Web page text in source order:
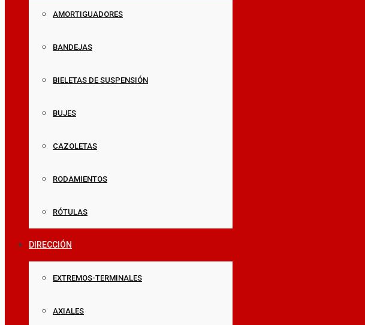
AMORTIGUADORES
BANDEJAS
BIELETAS DE SUSPENSIÓN
BUJES
CAZOLETAS
RODAMIENTOS
RÓTULAS
DIRECCIÓN
EXTREMOS-TERMINALES
AXIALES